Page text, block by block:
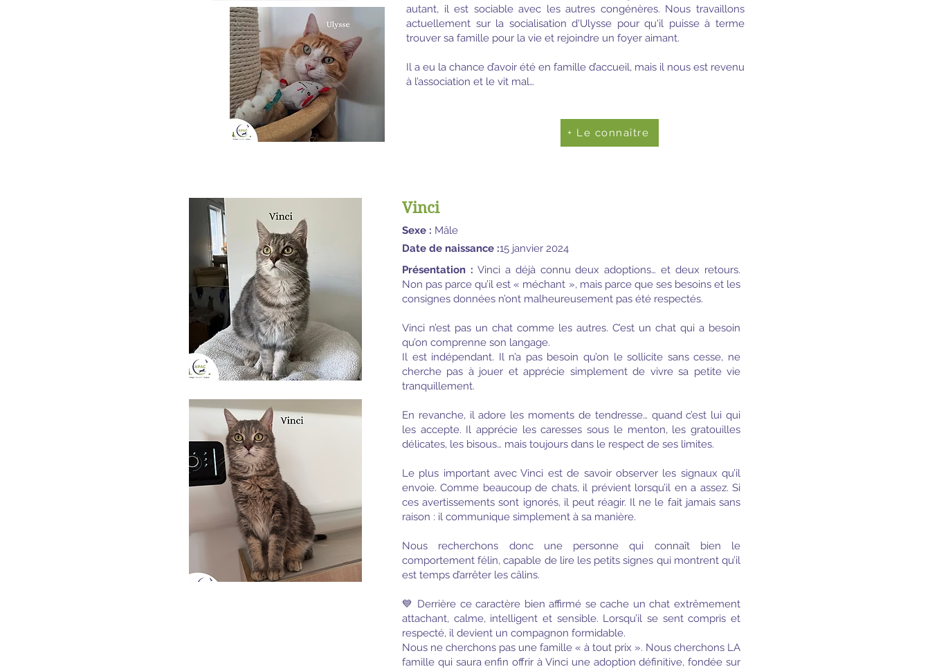
autant, il est sociable avec les autres congénères. Nous travaillons
actuellement sur la socialisation d'Ulysse pour qu'il puisse à terme
trouver sa famille pour la vie et rejoindre un foyer aimant.
Il a eu la chance d’avoir été en famille d’accueil, mais il nous est revenu
à l’association et le vit mal…
+ Le connaître
Vinci
Sexe : Mâle
Date de naissance :15 janvier 2024
Présentation : Vinci a déjà connu deux adoptions… et deux retours.
Non pas parce qu’il est « méchant », mais parce que ses besoins et les
consignes données n’ont malheureusement pas été respectés.
Vinci n’est pas un chat comme les autres. C’est un chat qui a besoin
qu’on comprenne son langage.
Il est indépendant. Il n’a pas besoin qu’on le sollicite sans cesse, ne
cherche pas à jouer et apprécie simplement de vivre sa petite vie
tranquillement.
En revanche, il adore les moments de tendresse… quand c’est lui qui
les accepte. Il apprécie les caresses sous le menton, les gratouilles
délicates, les bisous… mais toujours dans le respect de ses limites.
Le plus important avec Vinci est de savoir observer les signaux qu’il
envoie. Comme beaucoup de chats, il prévient lorsqu’il en a assez. Si
ces avertissements sont ignorés, il peut réagir. Il ne le fait jamais sans
raison : il communique simplement à sa manière.
Nous recherchons donc une personne qui connaît bien le
comportement félin, capable de lire les petits signes qui montrent qu’il
est temps d’arrêter les câlins.
💙 Derrière ce caractère bien affirmé se cache un chat extrêmement
attachant, calme, intelligent et sensible. Lorsqu’il se sent compris et
respecté, il devient un compagnon formidable.
Nous ne cherchons pas une famille « à tout prix ». Nous cherchons LA
famille qui saura enfin offrir à Vinci une adoption définitive, fondée sur